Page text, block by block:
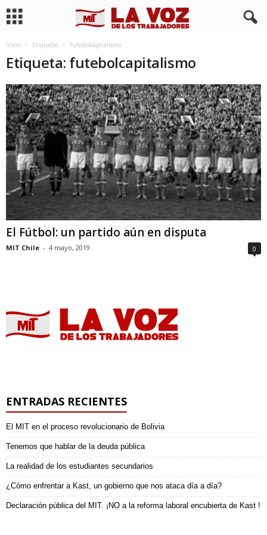
Inicio Etiquetas Futebolcapitalismo
Etiqueta: futebolcapitalismo
El Fútbol: un partido aún en disputa
MIT Chile - 4 mayo, 2019 0
ENTRADAS RECIENTES
El MIT en el proceso revolucionario de Bolivia
Tenemos que hablar de la deuda pública
La realidad de los estudiantes secundarios
¿Cómo enfrentar a Kast, un gobierno que nos ataca día a día?
Declaración pública del MIT. ¡NO a la reforma laboral encubierta de Kast !